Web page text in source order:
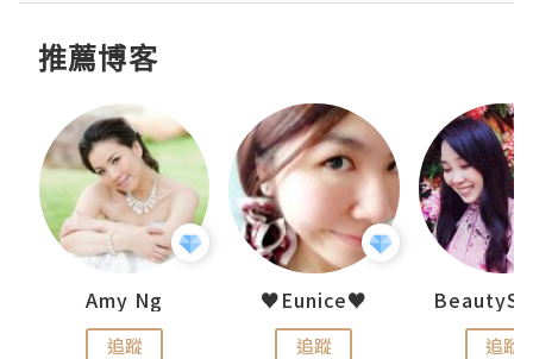
推薦博客
Amy Ng
追蹤
♥Eunice♥
追蹤 追蹤